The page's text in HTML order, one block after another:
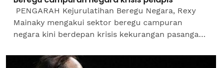
PENGARAH Kejurulatihan Beregu Negara, Rexy
Mainaky mengakui sektor beregu campuran
negara kini berdepan krisis kekurangan pasangan
mewujudkan situasi yang...